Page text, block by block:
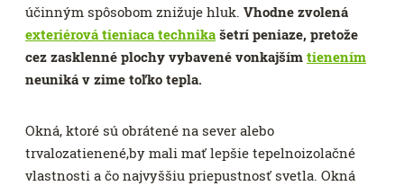
účinným spôsobom znižuje hluk. Vhodne zvolená
exteriérová tieniaca technika šetrí peniaze, pretože
cez zasklenné plochy vybavené vonkajším tienením
neuniká v zime toľko tepla.
Okná, ktoré sú obrátené na sever alebo
trvalozatienené,by mali mať lepšie tepelnoizolačné
vlastnosti a čo najvyššiu priepustnosť svetla. Okná